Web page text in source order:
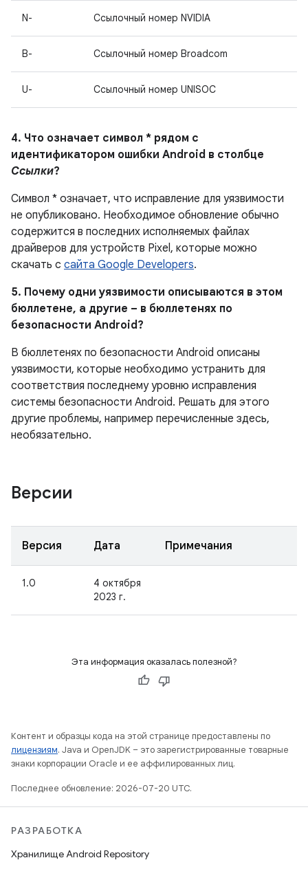
N- Ссылочный номер NVIDIA
B- Ссылочный номер Broadcom
U- Ссылочный номер UNISOC
4. Что означает символ * рядом с
идентификатором ошибки Android в столбце
Ссылки?
Символ * означает, что исправление для уязвимости
не опубликовано. Необходимое обновление обычно
содержится в последних исполняемых файлах
драйверов для устройств Pixel, которые можно
скачать с сайта Google Developers.
5. Почему одни уязвимости описываются в этом
бюллетене, а другие – в бюллетенях по
безопасности Android?
В бюллетенях по безопасности Android описаны
уязвимости, которые необходимо устранить для
соответствия последнему уровню исправления
системы безопасности Android. Решать для этого
другие проблемы, например перечисленные здесь,
необязательно.
Версии
Версия Дата Примечания
1.0
4 октября
2023 г.
Эта информация оказалась полезной?
Контент и образцы кода на этой странице предоставлены по
лицензиям. Java и OpenJDK – это зарегистрированные товарные
знаки корпорации Oracle и ее аффилированных лиц.
Последнее обновление: 2026-07-20 UTC.
РАЗРАБОТКА
Хранилище Android Repository